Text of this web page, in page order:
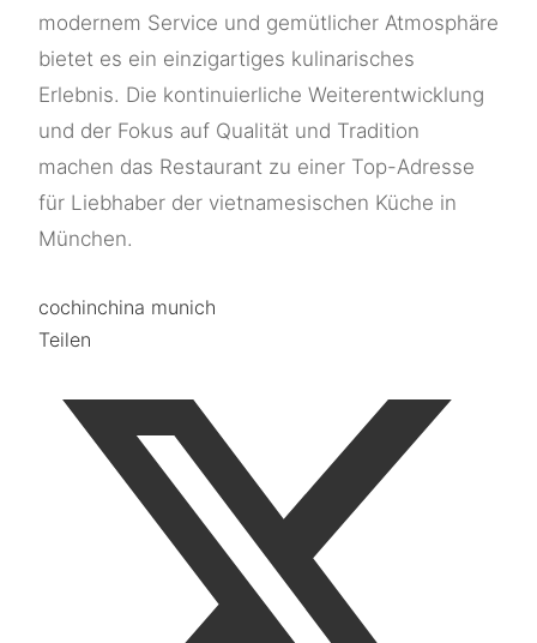
modernem Service und gemütlicher Atmosphäre
bietet es ein einzigartiges kulinarisches
Erlebnis. Die kontinuierliche Weiterentwicklung
und der Fokus auf Qualität und Tradition
machen das Restaurant zu einer Top-Adresse
für Liebhaber der vietnamesischen Küche in
München.
cochinchina munich
Teilen